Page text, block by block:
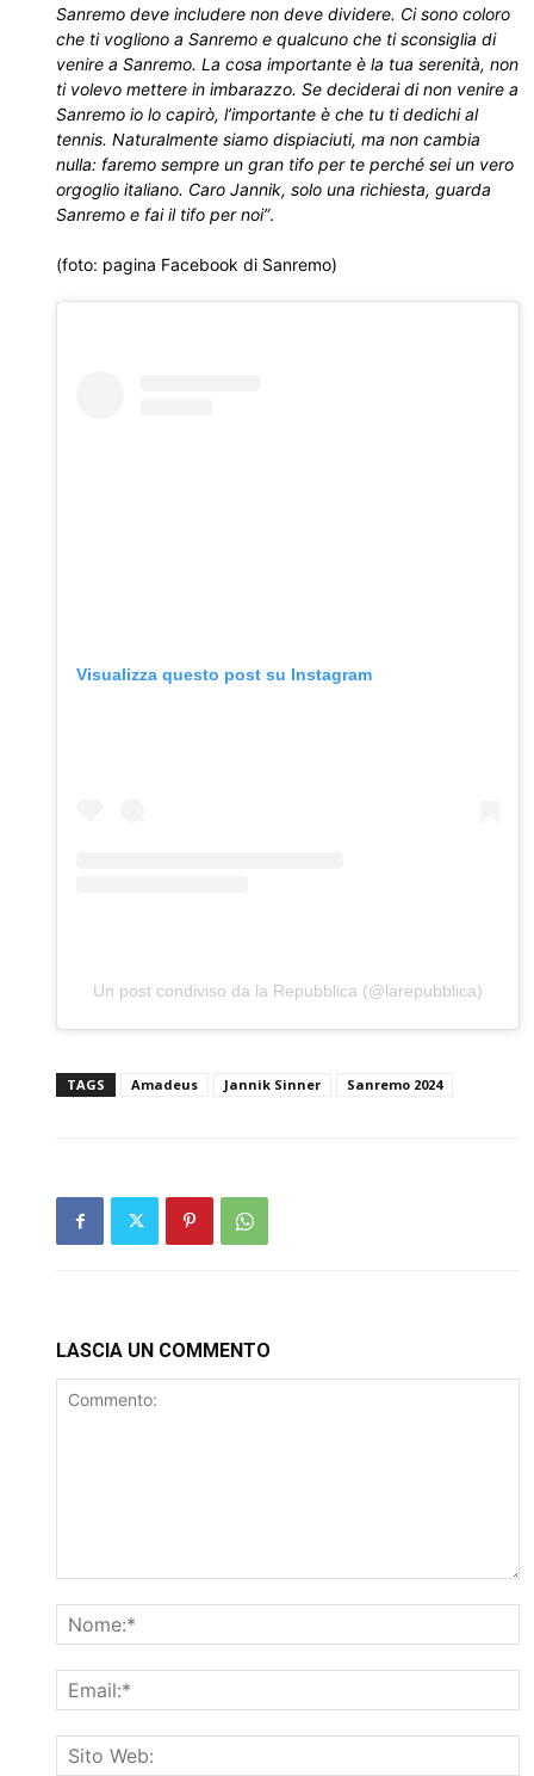
Sanremo deve includere non deve dividere. Ci sono coloro
che ti vogliono a Sanremo e qualcuno che ti sconsiglia di
venire a Sanremo. La cosa importante è la tua serenità, non
ti volevo mettere in imbarazzo. Se deciderai di non venire a
Sanremo io lo capirò, l’importante è che tu ti dedichi al
tennis. Naturalmente siamo dispiaciuti, ma non cambia
nulla: faremo sempre un gran tifo per te perché sei un vero
orgoglio italiano. Caro Jannik, solo una richiesta, guarda
Sanremo e fai il tifo per noi”.
(foto: pagina Facebook di Sanremo)
Visualizza questo post su Instagram
Un post condiviso da la Repubblica (@larepubblica)
TAGS Amadeus Jannik Sinner Sanremo 2024
LASCIA UN COMMENTO